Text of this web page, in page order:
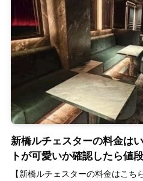
新橋ルチェスターの料金は
トが可愛いか確認したら値
【新橋ルチェスターの料金はこ